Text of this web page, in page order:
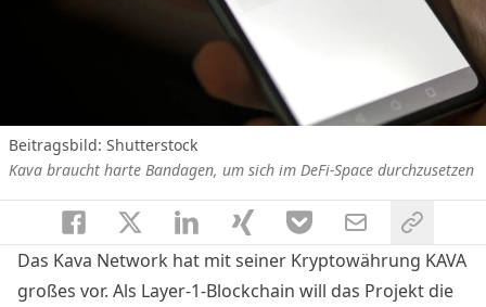
Beitragsbild: Shutterstock
Kava braucht harte Bandagen, um sich im DeFi-Space durchzusetzen
Das Kava Network hat mit seiner Kryptowährung KAVA
großes vor. Als Layer-1-Blockchain will das Projekt die